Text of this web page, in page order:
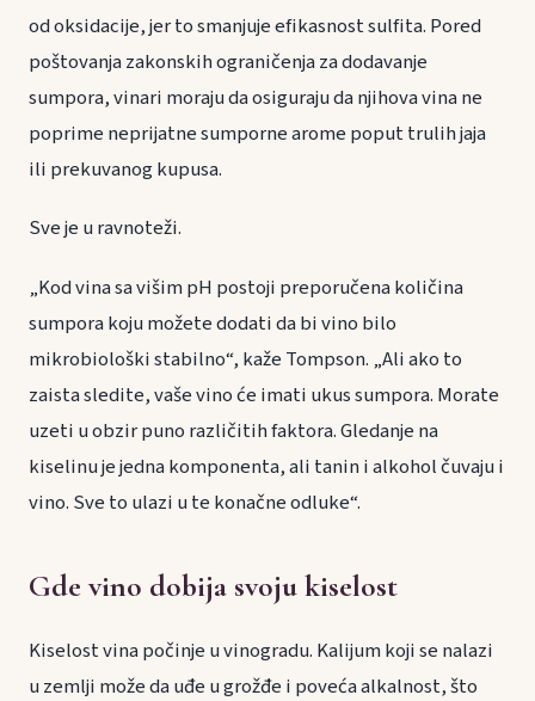
od oksidacije, jer to smanjuje efikasnost sulfita. Pored
poštovanja zakonskih ograničenja za dodavanje
sumpora, vinari moraju da osiguraju da njihova vina ne
poprime neprijatne sumporne arome poput trulih jaja
ili prekuvanog kupusa.
Sve je u ravnoteži.
„Kod vina sa višim pH postoji preporučena količina
sumpora koju možete dodati da bi vino bilo
mikrobiološki stabilno“, kaže Tompson. „Ali ako to
zaista sledite, vaše vino će imati ukus sumpora. Morate
uzeti u obzir puno različitih faktora. Gledanje na
kiselinu je jedna komponenta, ali tanin i alkohol čuvaju i
vino. Sve to ulazi u te konačne odluke“.
Gde vino dobija svoju kiselost
Kiselost vina počinje u vinogradu. Kalijum koji se nalazi
u zemlji može da uđe u grožđe i poveća alkalnost, što